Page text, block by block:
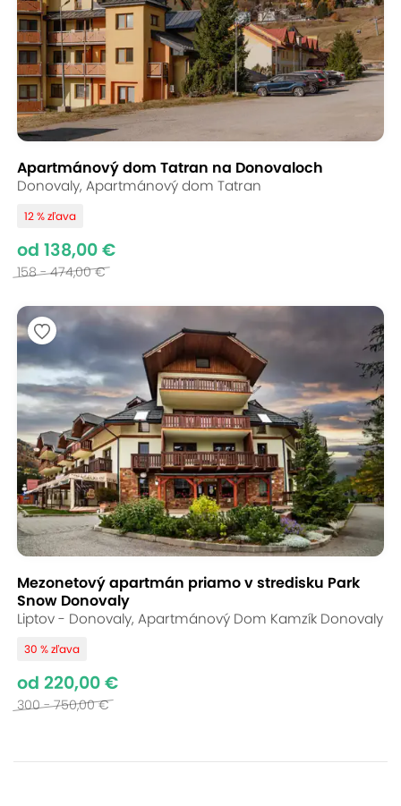
Apartmánový dom Tatran na Donovaloch
Donovaly, Apartmánový dom Tatran
12 % zľava
od 138,00 €
158 - 474,00 €
Mezonetový apartmán priamo v stredisku Park
Snow Donovaly
Liptov - Donovaly, Apartmánový Dom Kamzík Donovaly
30 % zľava
od 220,00 €
300 - 750,00 €